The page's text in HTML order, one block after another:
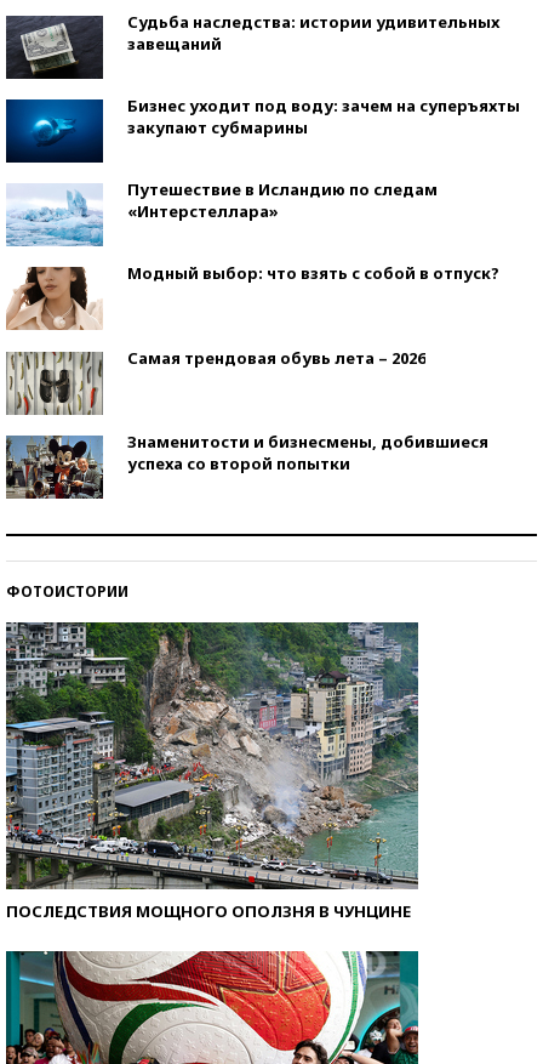
Судьба наследства: истории удивительных
завещаний
Бизнес уходит под воду: зачем на суперъяхты
закупают субмарины
Путешествие в Исландию по следам
«Интерстеллара»
Модный выбор: что взять с собой в отпуск?
Самая трендовая обувь лета – 2026
Знаменитости и бизнесмены, добившиеся
успеха со второй попытки
ФОТОИСТОРИИ
ПОСЛЕДСТВИЯ МОЩНОГО ОПОЛЗНЯ В ЧУНЦИНЕ